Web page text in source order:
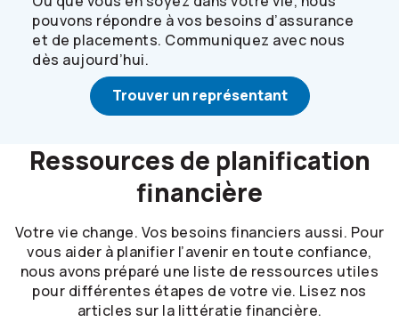
pouvons répondre à vos besoins d’assurance
et de placements. Communiquez avec nous
dès aujourd’hui.
Trouver un représentant
Ressources de planification
financière
Votre vie change. Vos besoins financiers aussi. Pour
vous aider à planifier l’avenir en toute confiance,
nous avons préparé une liste de ressources utiles
pour différentes étapes de votre vie. Lisez nos
articles sur la littératie financière.